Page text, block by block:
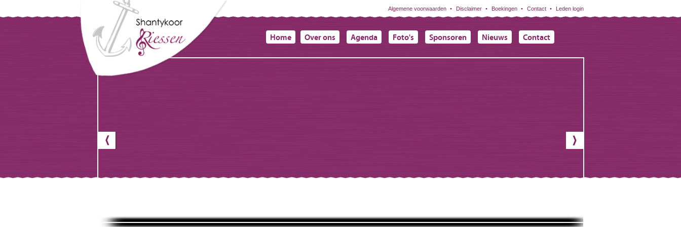
Algemene voorwaarden Disclaimer Boekingen Contact Leden login
Home Over ons Agenda Foto's Sponsoren Nieuws Contact